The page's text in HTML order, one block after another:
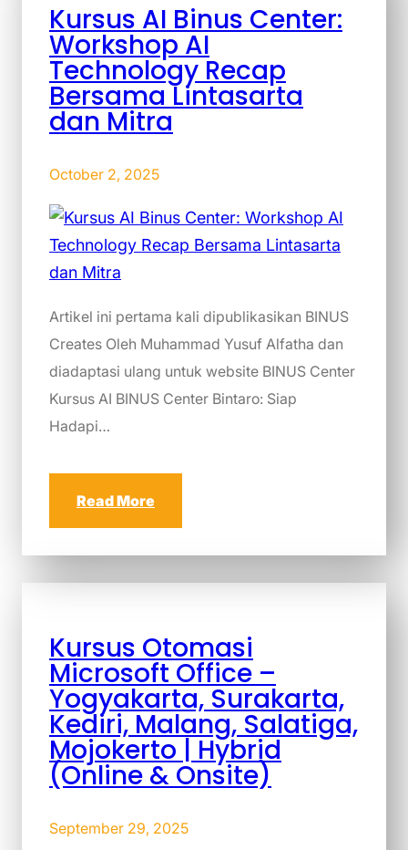
Kursus AI Binus Center:
Workshop AI
Technology Recap
Bersama Lintasarta
dan Mitra
October 2, 2025
Artikel ini pertama kali dipublikasikan BINUS
Creates Oleh Muhammad Yusuf Alfatha dan
diadaptasi ulang untuk website BINUS Center
Kursus AI BINUS Center Bintaro: Siap
Hadapi…
Read More
Kursus Otomasi
Microsoft Office –
Yogyakarta, Surakarta,
Kediri, Malang, Salatiga,
Mojokerto | Hybrid
(Online & Onsite)
September 29, 2025